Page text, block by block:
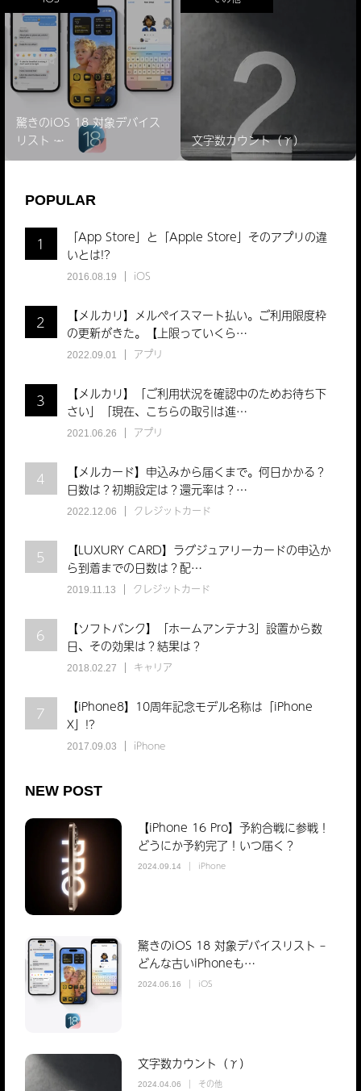
驚きのiOS 18 対象デバイス
リスト ̵…
文字数カウント（γ）
POPULAR
1
「App Store」と「Apple Store」そのアプリの違
いとは!?
2016.08.19 iOS
2
【メルカリ】メルペイスマート払い。ご利用限度枠
の更新がきた。【上限っていくら…
2022.09.01 アプリ
3
【メルカリ】「ご利用状況を確認中のためお待ち下
さい」「現在、こちらの取引は進…
2021.06.26 アプリ
4
【メルカード】申込みから届くまで。何日かかる？
日数は？初期設定は？還元率は？…
2022.12.06 クレジットカード
5
【LUXURY CARD】ラグジュアリーカードの申込か
ら到着までの日数は？配…
2019.11.13 クレジットカード
6
【ソフトバンク】「ホームアンテナ3」設置から数
日、その効果は？結果は？
2018.02.27 キャリア
7
【iPhone8】10周年記念モデル名称は「iPhone
X」!?
2017.09.03 iPhone
NEW POST
【iPhone 16 Pro】予約合戦に参戦！
どうにか予約完了！いつ届く？
2024.09.14 iPhone
驚きのiOS 18 対象デバイスリスト –
どんな古いiPhoneも…
2024.06.16 iOS
文字数カウント（γ）
2024.04.06 その他